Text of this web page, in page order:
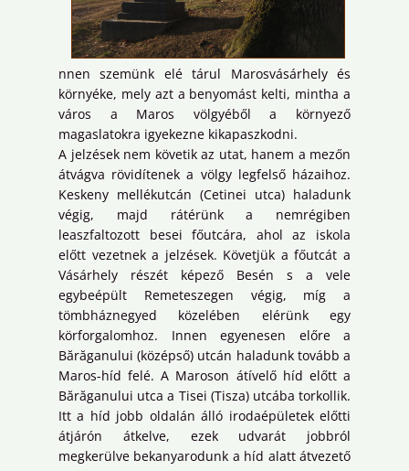
nnen szemünk elé tárul Marosvásárhely és
környéke, mely azt a benyomást kelti, mintha a
város a Maros völgyéből a környező
magaslatokra igyekezne kikapaszkodni.
A jelzések nem követik az utat, hanem a mezőn
átvágva rövidítenek a völgy legfelső házaihoz.
Keskeny mellékutcán (Cetinei utca) haladunk
végig, majd rátérünk a nemrégiben
leaszfaltozott besei főutcára, ahol az iskola
előtt vezetnek a jelzések. Követjük a főutcát a
Vásárhely részét képező Besén s a vele
egybeépült Remeteszegen végig, míg a
tömbháznegyed közelében elérünk egy
körforgalomhoz. Innen egyenesen előre a
Bărăganului (középső) utcán haladunk tovább a
Maros-híd felé. A Maroson átívelő híd előtt a
Bărăganului utca a Tisei (Tisza) utcába torkollik.
Itt a híd jobb oldalán álló irodaépületek előtti
átjárón átkelve, ezek udvarát jobbról
megkerülve bekanyarodunk a híd alatt átvezető